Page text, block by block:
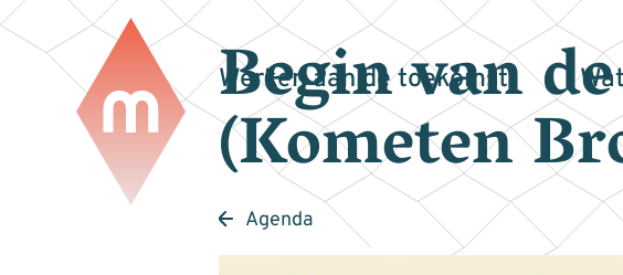
Werken aan de toekomst
Begin van
(Kometen
Agenda